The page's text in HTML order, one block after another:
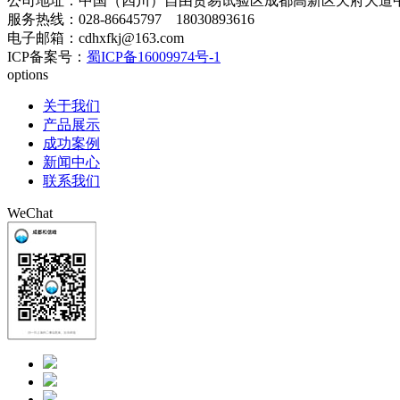
服务热线：028-86645797 18030893616
电子邮箱：cdhxfkj@163.com
ICP备案号： 蜀ICP备16009974号-1
options
关于我们
产品展示
成功案例
新闻中心
联系我们
WeChat